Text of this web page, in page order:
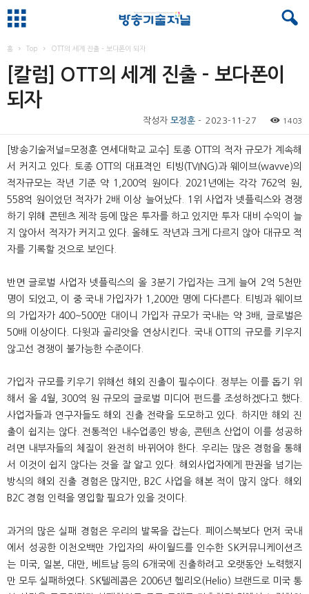
홈 Top OTT의 세계 진출 – 보다폰이 되자
[칼럼] OTT의 세계 진출 – 보다폰이
되자
작성자 모정훈 - 2023-11-27 1403
[방송기술저널=모정훈 연세대학교 교수] 토종 OTT의 적자 규모가 계속해
서 커지고 있다. 토종 OTT의 대표격인 티빙(TVING)과 웨이브(wavve)의
적자규모는 작년 기준 약 1,200억 원이다. 2021년에는 각각 762억 원,
558억 원이었던 적자가 2배 이상 늘어났다. 1위 사업자 넷플릭스와 경쟁
하기 위해 콘텐츠 제작 등에 많은 투자를 하고 있지만 투자 대비 수익이 늘
지 않아서 적자가 커지고 있다. 올해도 작년과 크게 다르지 않아 대규모 적
자를 기록할 것으로 보인다.
반면 글로벌 사업자 넷플릭스의 올 3분기 가입자는 크게 늘어 2억 5천만
명이 되었고, 이 중 국내 가입자가 1,200만 명에 다다른다. 티빙과 웨이브
의 가입자가 400~500만 대이니 가입자 규모가 국내는 약 3배, 글로벌은
50배 이상이다. 다윗과 골리앗을 연상시킨다. 국내 OTT의 규모를 키우지
않고선 경쟁이 불가능한 수준이다.
가입자 규모를 키우기 위해선 해외 진출이 필수이다. 정부는 이를 돕기 위
해서 올 4월, 300억 원 규모의 글로벌 미디어 펀드를 조성하겠다고 했다.
사업자들과 연구자들도 해외 진출 전략을 도모하고 있다. 하지만 해외 진
출이 쉽지는 않다. 전통적인 내수업종인 방송, 콘텐츠 산업이 이를 성공하
려면 내부자들의 체질이 완전히 바뀌어야 한다. 우리는 많은 경험을 통해
서 이것이 쉽지 않다는 것을 잘 알고 있다. 해외사업자에게 판권을 넘기는
방식의 해외 진출 경험은 많지만, B2C 사업을 해본 적이 많지 않다. 해외
B2C 경험 인력을 영입할 필요가 있을 것이다.
과거의 많은 실패 경험은 우리의 발목을 잡는다. 페이스북보다 먼저 국내
에서 성공한 이천오백만 가입자의 싸이월드를 인수한 SK커뮤니케이션즈
는 미국, 일본, 대만, 베트남 등의 6개국에 진출하려고 오랫동안 노력했지
만 모두 실패하였다. SK텔레콤은 2006년 헬리오(Helio) 브랜드로 미국 통